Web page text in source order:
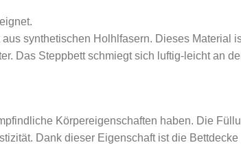
synthetischen Holhlfasern. Dieses Material
Das Steppbett schmiegt sich luftig-leicht an
Körpereigenschaften haben. Die
Dank dieser Eigenschaft ist die